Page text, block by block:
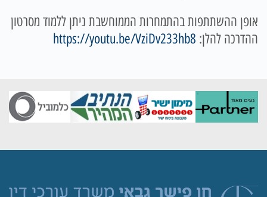
אופן ההשתתפות בהתמחרות הממוחשבת ניתן ללמוד מסרטון
ההדרכה להלן: https://youtu.be/VziDv233hb8